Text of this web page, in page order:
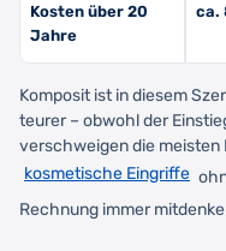
Kosten über 20
Jahre
ca.
Komposit ist in diesem
teurer – obwohl der
verschweigen die meisten
kosmetische Eingriffe
Rechnung immer